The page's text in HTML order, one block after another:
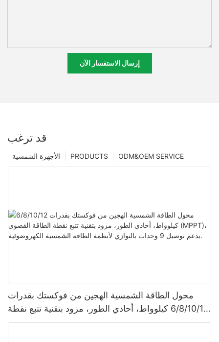
إرسال الاستفسار الآن
قد ترغب
ODM&OEM SERVICE
PRODUCTS الأجهزة الشمسية
محول الطاقة الشمسية الهجين من فوكستك بقدرات
6/8/10/12 كيلوواط، أحادي الطور، مزود بتقنية تتبع نقطة
الطاقة القصوى (MPPT)، يدعم توصيل 9 وحدات بالتوازي